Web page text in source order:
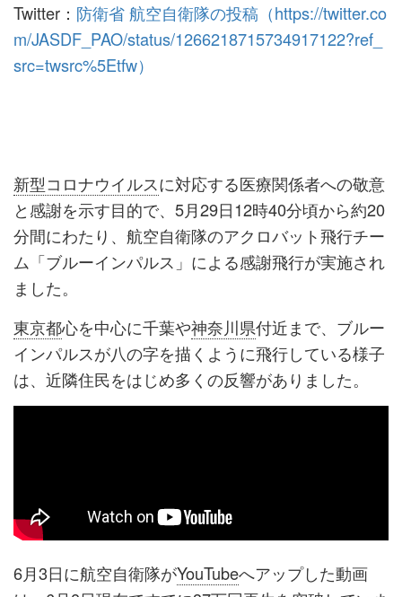
Twitter： 防衛省 航空自衛隊の投稿（https://twitter.co
m/JASDF_PAO/status/1266218715734917122?ref_
src=twsrc%5Etfw）
新型コロナウイルスに対応する医療関係者への敬意
と感謝を示す目的で、5月29日12時40分頃から約20
分間にわたり、航空自衛隊のアクロバット飛行チー
ム「ブルーインパルス」による感謝飛行が実施され
ました。
東京都心を中心に千葉や神奈川県付近まで、ブルー
インパルスが八の字を描くように飛行している様子
は、近隣住民をはじめ多くの反響がありました。
6月3日に航空自衛隊がYouTubeへアップした動画